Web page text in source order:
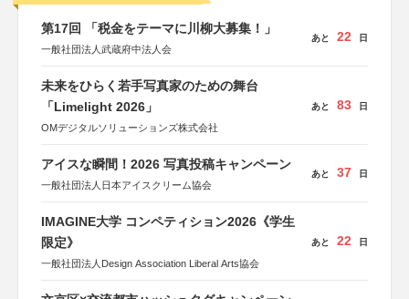
第17回 「税金をテーマに川柳大募集！」
一般社団法人武蔵府中法人会
あと 22 日
未来をひらく若手写真家のための舞台
「Limelight 2026」
OMデジタルソリューションズ株式会社
あと 83 日
アイスな瞬間！2026 写真投稿キャンペーン
一般社団法人日本アイスクリーム協会
あと 37 日
IMAGINE大学 コンペティション2026《学生
限定》
一般社団法人Design Association Liberal Arts協会
あと 22 日